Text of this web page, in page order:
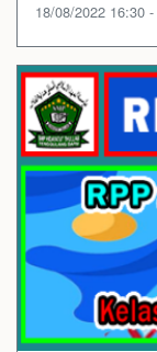
18/08/2022 16:30